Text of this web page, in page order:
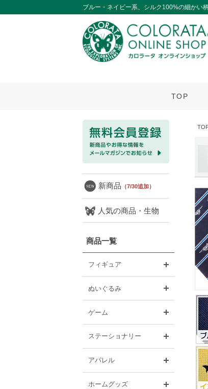
ブルー・ネイビー系、シルク100%の細かい
TOP
新商品 （7/30追加）
人気の商品・生物
商品一覧
フィギュア
ぬいぐるみ
ゲーム
ステーショナリー
アパレル
ホームグッズ